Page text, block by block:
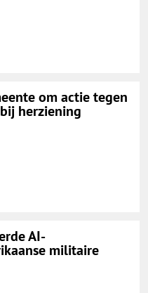
om actie tegen
herziening
AI-
militaire